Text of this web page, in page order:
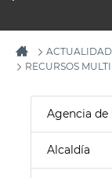
ACTUALIDAD
RECURSOS
Agencia
Alcaldía